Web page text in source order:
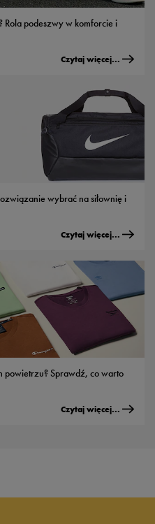
Rola podeszwy w komforcie i
Czytaj więcej...
wybrać na siłownię i
Czytaj więcej...
powietrzu? Sprawdź, co warto
Czytaj więcej...